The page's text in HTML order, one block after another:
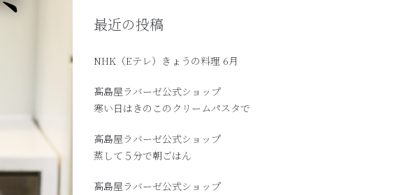
最近の投稿
NHK（Eテレ）きょうの料理 6月
髙島屋ラバーゼ公式ショップ
寒い日はきのこのクリームパスタで
高島屋ラバーゼ公式ショップ
蒸して５分で朝ごはん
髙島屋ラバーゼ公式ショップ